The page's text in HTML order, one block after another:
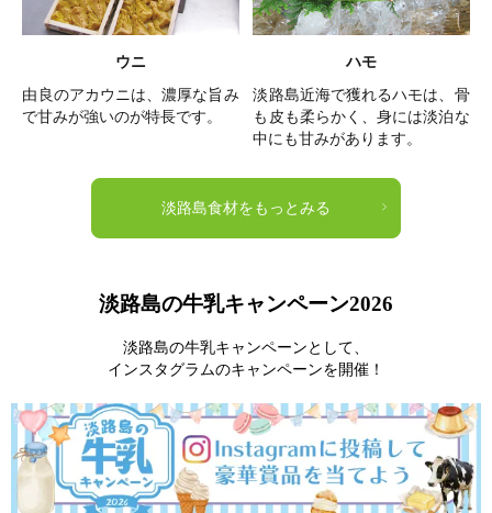
ウニ
由良のアカウニは、濃厚な旨み
で甘みが強いのが特長です。
ハモ
淡路島近海で獲れるハモは、骨
も皮も柔らかく、身には淡泊な
中にも甘みがあります。
淡路島食材をもっとみる
淡路島の牛乳キャンペーン2026
淡路島の牛乳キャンペーンとして、
インスタグラムのキャンペーンを開催！